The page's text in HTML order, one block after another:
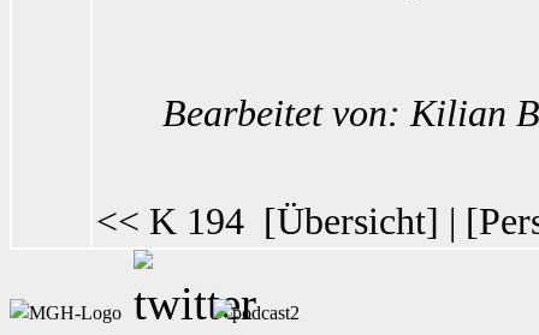
Bearbeitet von: Kilian
<< K 194 [Übersicht] | [